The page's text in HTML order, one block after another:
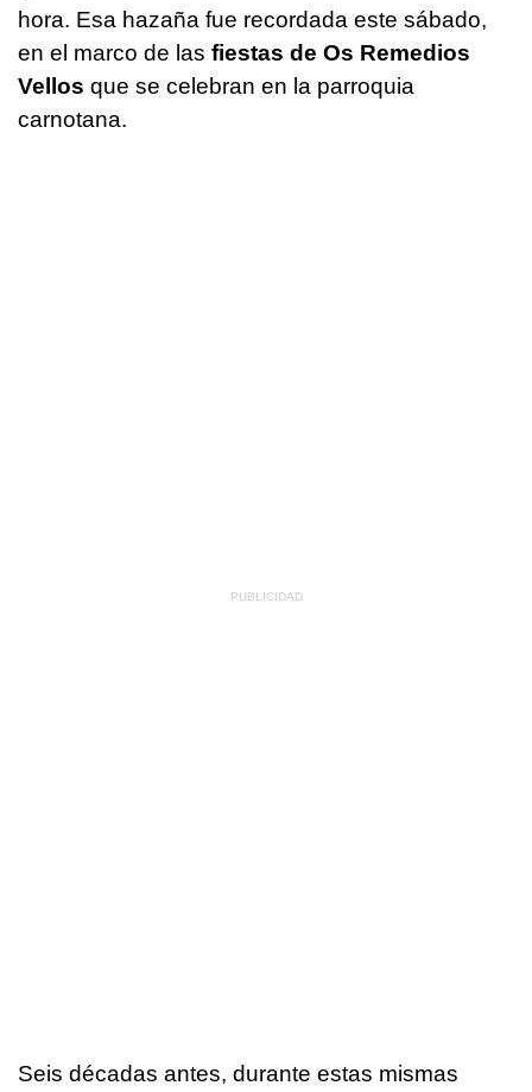
hora. Esa hazaña fue recordada este sábado,
en el marco de las fiestas de Os Remedios
Vellos que se celebran en la parroquia
carnotana.
Seis décadas antes, durante estas mismas